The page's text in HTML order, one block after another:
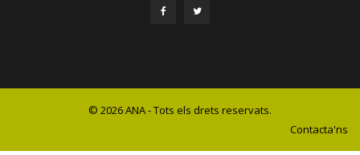
© 2026 ANA - Tots els drets reservats.
Contacta'ns